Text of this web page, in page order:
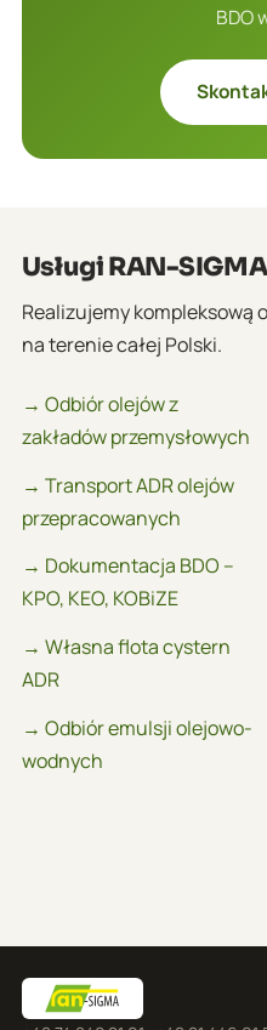
BDO
Usługi RAN-
Realizujemy kompleksową
na terenie całej Polski.
→ Odbiór olejów z
zakładów przemysłowych
→ Transport ADR olejów
przepracowanych
→ Dokumentacja BDO –
KPO, KEO, KOBiZE
→ Własna flota cystern
ADR
→ Odbiór emulsji olejowo-
wodnych